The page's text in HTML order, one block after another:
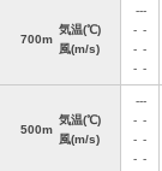
700m
気温(℃)
風(m/s)
---
-
-
-
-
-
-
500m
気温(℃)
風(m/s)
---
-
-
-
-
-
-